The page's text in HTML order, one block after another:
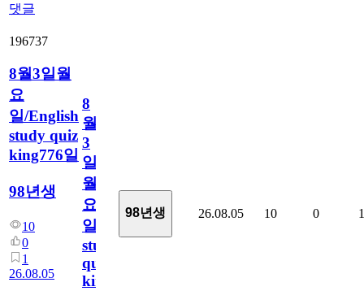
댓글
196737
8월3일월
요
일/English
study quiz
king776일
98년생
10
0
1
26.08.05
8
월
3
일
월
요
일/English
study
quiz
king776
98년생 26.08.05 10 0 1